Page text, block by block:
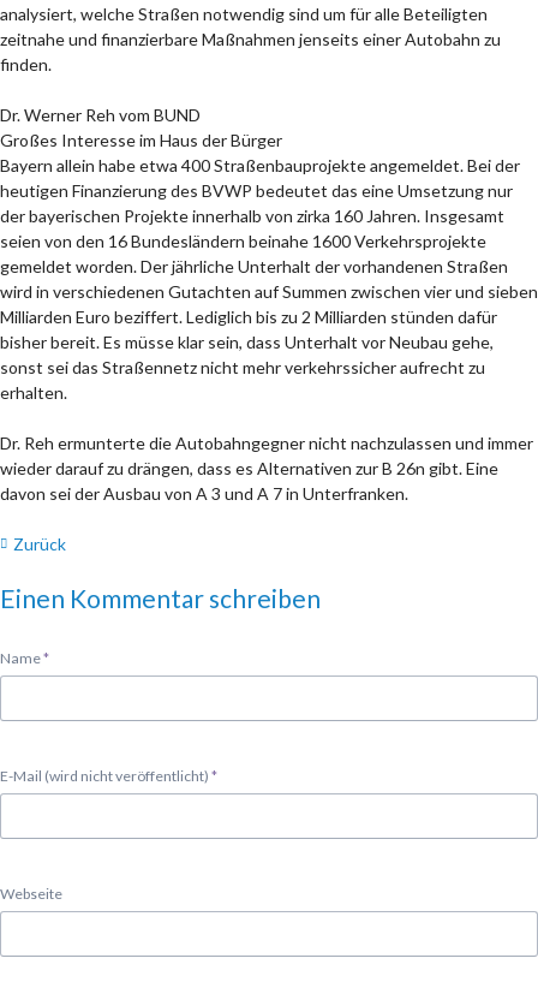
analysiert, welche Straßen notwendig sind um für alle Beteiligten
zeitnahe und finanzierbare Maßnahmen jenseits einer Autobahn zu
finden.
Dr. Werner Reh vom BUND
Großes Interesse im Haus der Bürger
Bayern allein habe etwa 400 Straßenbauprojekte angemeldet. Bei der
heutigen Finanzierung des BVWP bedeutet das eine Umsetzung nur
der bayerischen Projekte innerhalb von zirka 160 Jahren. Insgesamt
seien von den 16 Bundesländern beinahe 1600 Verkehrsprojekte
gemeldet worden. Der jährliche Unterhalt der vorhandenen Straßen
wird in verschiedenen Gutachten auf Summen zwischen vier und sieben
Milliarden Euro beziffert. Lediglich bis zu 2 Milliarden stünden dafür
bisher bereit. Es müsse klar sein, dass Unterhalt vor Neubau gehe,
sonst sei das Straßennetz nicht mehr verkehrssicher aufrecht zu
erhalten.
Dr. Reh ermunterte die Autobahngegner nicht nachzulassen und immer
wieder darauf zu drängen, dass es Alternativen zur B 26n gibt. Eine
davon sei der Ausbau von A 3 und A 7 in Unterfranken.
Zurück
Einen Kommentar schreiben
Pflichtfeld
Name*
Pflichtfeld
E-Mail (wird nicht veröffentlicht) *
Webseite